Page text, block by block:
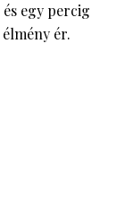
egy percig
ér.